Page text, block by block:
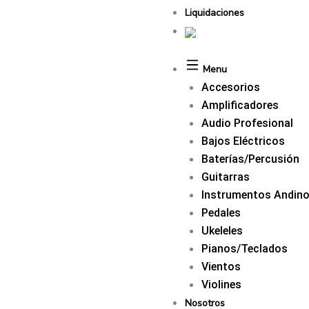
Liquidaciones
Menu
Accesorios
Amplificadores
Audio Profesional
Bajos Eléctricos
Baterías/Percusión
Guitarras
Instrumentos
Pedales
Ukeleles
Pianos/Teclados
Vientos
Violines
Nosotros